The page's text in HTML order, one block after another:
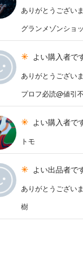
ありがとうござい
グランメゾンショ
よい購入者で
ありがとうござい
プロフ必読@値引
よい購入者で
トモ
よい出品者で
ありがとうございま
樹